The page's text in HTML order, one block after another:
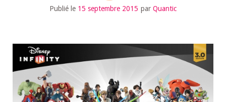
Publié le 15 septembre 2015 par Quantic